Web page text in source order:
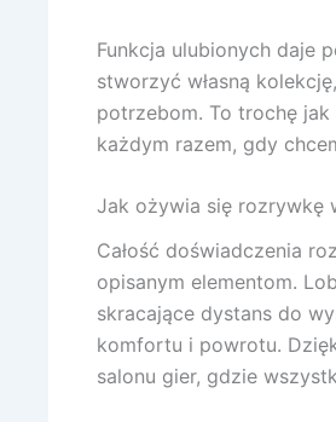
Funkcja ulubionych daje
stworzyć własną
potrzebom. To trochę
każdym razem, gdy
Jak ożywia się rozrywkę
Całość doświadczenia
opisanym elementom.
skracające dystans do
komfortu i powrotu.
salonu gier, gdzie